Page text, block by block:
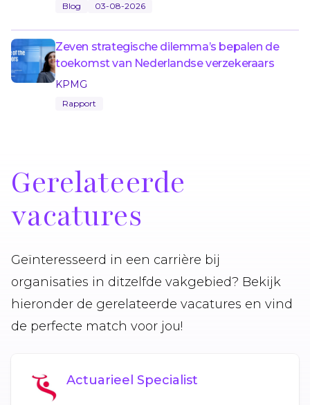
Blog 03-08-2026
Zeven strategische dilemma’s bepalen de
toekomst van Nederlandse verzekeraars
KPMG
Rapport
Gerelateerde
vacatures
Geïnteresseerd in een carrière bij
organisaties in ditzelfde vakgebied? Bekijk
hieronder de gerelateerde vacatures en vind
de perfecte match voor jou!
Actuarieel Specialist